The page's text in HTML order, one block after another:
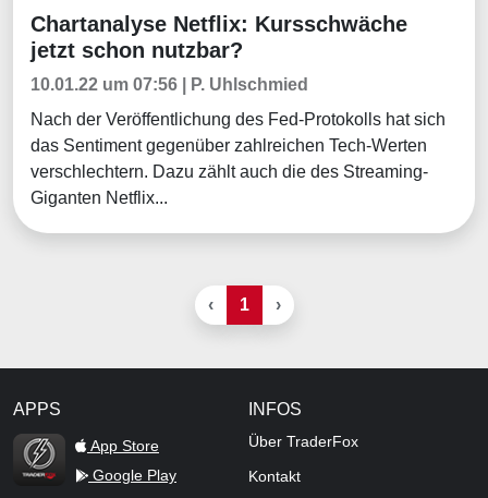
Chartanalysen
Chartanalyse Netflix: Kursschwäche
jetzt schon nutzbar?
10.01.22 um 07:56 | P. Uhlschmied
Nach der Veröffentlichung des Fed-Protokolls hat sich
das Sentiment gegenüber zahlreichen Tech-Werten
verschlechtern. Dazu zählt auch die des Streaming-
Giganten Netflix...
‹ 1 ›
APPS
TraderFox Flash
App Store
Google Play
INFOS
Über TraderFox
Kontakt